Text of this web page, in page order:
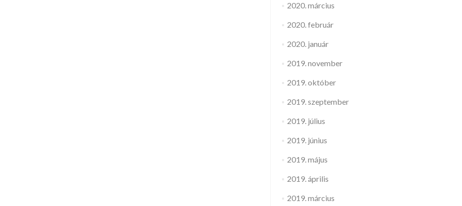
2020. március
2020. február
2020. január
2019. november
2019. október
2019. szeptember
2019. július
2019. június
2019. május
2019. április
2019. március